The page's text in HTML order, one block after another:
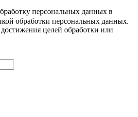
персональных данных в
обработки персональных данных.
достижения целей обработки или